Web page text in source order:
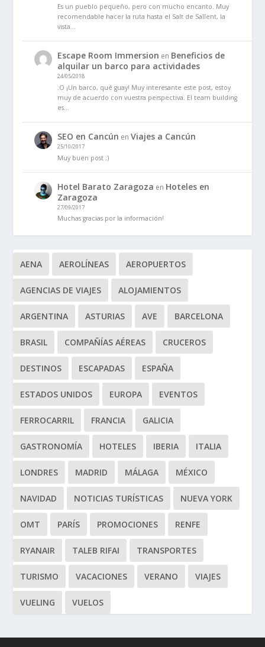
Es un pueblo pequeño, pero con mucho encanto. Muy
recomendable hacer la ruta hasta el Salt de Sallent, la
vista…
Escape Room Immersion en Beneficios de
alquilar un barco para actividades
24/05/2018
:O ¡Un barco, qué guay! Muy interesante este post, estoy
muy de acuerdo con vuestra perspectiva. El team building
es…
SEO en Cancún enViajes a Cancún
25/10/2017
Muy buen post ;)
Hotel Barato Zaragoza en Hoteles en
Zaragoza
27/09/2017
Muchas gracias por la información!
AENA AEROLÍNEAS AEROPUERTOS
AGENCIAS DE VIAJES ALOJAMIENTOS
ARGENTINA ASTURIAS AVE BARCELONA
BRASIL COMPAÑÍAS AÉREAS CRUCEROS
DESTINOS ESCAPADAS ESPAÑA
ESTADOS UNIDOS EUROPA EVENTOS
FERROCARRIL FRANCIA GALICIA
GASTRONOMÍA HOTELES IBERIA ITALIA
LONDRES MADRID MÁLAGA MÉXICO
NAVIDAD NOTICIAS TURÍSTICAS NUEVA YORK
OMT PARÍS PROMOCIONES RENFE
RYANAIR TALEB RIFAI TRANSPORTES
TURISMO VACACIONES VERANO VIAJES
VUELING VUELOS